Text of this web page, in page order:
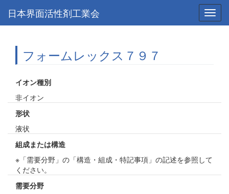
日本界面活性剤工業会
フォームレックス７９７
イオン種別
非イオン
形状
液状
組成または構造
※「需要分野」の「構造・組成・特記事項」の記述を参照して
ください。
需要分野